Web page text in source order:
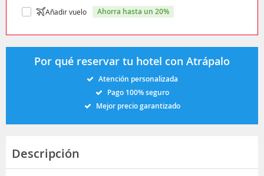
Añadir vuelo ahorra hasta un 20%
Por qué reservar tu hotel con Atrápalo
Atención personalizada
Pago 100% seguro
Mejor precio garantizado
Descripción